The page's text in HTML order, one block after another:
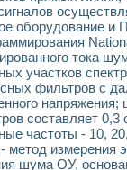
оборудование и
тока
участков
фильтров с
составляет 0,3
частоты - 10,
метод измерения
шума ОУ,